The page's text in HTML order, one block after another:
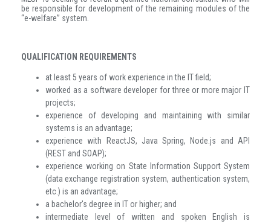
be responsible for development of the remaining modules of the
“e-welfare” system.
QUALIFICATION REQUIREMENTS
at least 5 years of work experience in the IT field;
worked as a software developer for three or more major IT
projects;
experience of developing and maintaining with similar
systems is an advantage;
experience with ReactJS, Java Spring, Node.js and API
(REST and SOAP);
experience working on State Information Support System
(data exchange registration system, authentication system,
etc.) is an advantage;
a bachelor's degree in IT or higher; and
intermediate level of written and spoken English is